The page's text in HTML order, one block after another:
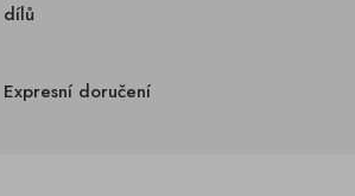
dílů
Expresní doručení